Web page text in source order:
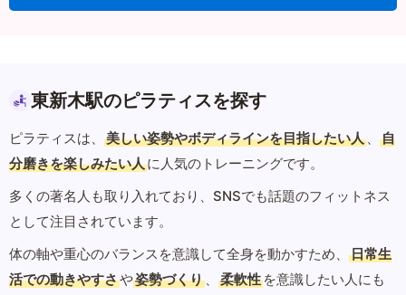
東新木駅のピラティスを探す
ピラティスは、 美しい姿勢やボディラインを目指したい人 、
自
分磨きを楽しみたい人に人気のトレーニングです。
多くの著名人も取り入れており、SNSでも話題のフィットネス
として注目されています。
体の軸や重心のバランスを意識して全身を動かすため、
日常生
活での動きやすさや姿勢づくり 、 柔軟性 を意識したい人にも